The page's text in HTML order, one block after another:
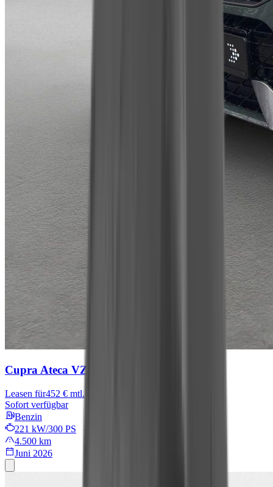
Cupra Ateca VZ
Leasen für452 € mtl.
Sofort verfügbar
Benzin
221 kW/300 PS
4.500 km
Juni 2026